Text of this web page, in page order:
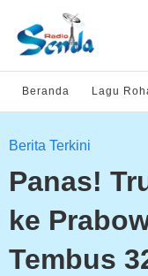
Beranda Lagu
Berita Terkini
Panas!
ke
Tembus